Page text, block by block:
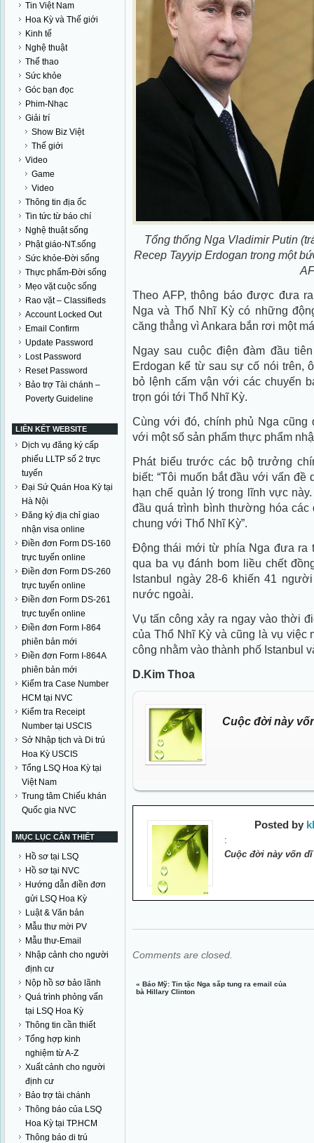
Tin Việt Nam
Hoa Kỳ và Thế giới
Kinh tế
Nghệ thuật
Thể thao
Sức khỏe
Góc bạn đọc
Phim-Nhạc
Giải trí
Show Biz Việt
Thế giới
Video
Game
Video
Thông tin địa ốc
Tin tức từ báo chí
Nghệ thuật sống
Phật giáo-NT.sống
Sức khỏe-Đời sống
Thực phẩm-Đời sống
Mẹo vặt cuộc sống
Rao vặt – Classifieds
Account Locked Out
Email Confirm
Update Password
Lost Password
Reset Password
Bảo trợ Tài chánh –
Poverty Guideline
LIÊN KẾT WEBSITE
Dịch vụ đăng ký cấp
phiếu LLTP số 2 trực
tuyến
Đại Sứ Quán Hoa Kỳ tại
Hà Nội
Đăng ký địa chỉ giao
nhận visa online
Điền đơn Form DS-160
trực tuyến online
Điền đơn Form DS-260
trực tuyến online
Điền đơn Form DS-261
trực tuyến online
Điền đơn Form I-864
phiên bản mới
Điền đơn Form I-864A
phiên bản mới
Kiểm tra Case Number
HCM tại NVC
Kiểm tra Receipt
Number tại USCIS
Sở Nhập tịch và Di trú
Hoa Kỳ USCIS
Tổng LSQ Hoa Kỳ tại
Việt Nam
Trung tâm Chiếu khán
Quốc gia NVC
MỤC LỤC CẦN THIẾT
Hồ sơ tại LSQ
Hồ sơ tại NVC
Hướng dẫn điền đơn
gửi LSQ Hoa Kỳ
Luật & Văn bản
Mẫu thư mời PV
Mẫu thư-Email
Nhập cảnh cho người
định cư
Nộp hồ sơ bảo lãnh
Quá trình phỏng vấn
tại LSQ Hoa Kỳ
Thông tin cần thiết
Tổng hợp kinh
nghiệm từ A-Z
Xuất cảnh cho người
định cư
Bảo trợ tài chánh
Thông báo của LSQ
Hoa Kỳ tại TP.HCM
Thông báo di trú
Tổng thống Nga Vladimir Putin
Recep Tayyip Erdogan trong một
Theo AFP, thông báo được đưa
Nga và Thổ Nhĩ Kỳ có những
căng thẳng vì Ankara bắn rơi một
Ngay sau cuộc điện đàm đầu
Erdogan kể từ sau sự cố nói trên,
bỏ lệnh cấm vận với các chuyến
trọn gói tới Thổ Nhĩ Kỳ.
Cùng với đó, chính phủ Nga
với một số sản phẩm thực phẩm
Phát biểu trước các bộ trưởng
biết: “Tôi muốn bắt đầu với vấn
hạn chế quản lý trong lĩnh vực
đầu quá trình bình thường hóa
chung với Thổ Nhĩ Kỳ”.
Động thái mới từ phía Nga đưa ra
qua ba vụ đánh bom liều chết
Istanbul ngày 28-6 khiến 41
nước ngoài.
Vụ tấn công xảy ra ngay vào thời
của Thổ Nhĩ Kỳ và cũng là vụ việc
công nhằm vào thành phố Istanbul
D.Kim Thoa
Cuộc đời này
Posted by
:
Cuộc đời này vốn
Comments are closed.
«Báo Mỹ: Tin tặc Nga sắp tung ra email của
bà Hillary Clinton